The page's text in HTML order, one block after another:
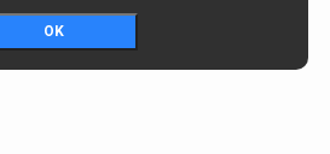
OK